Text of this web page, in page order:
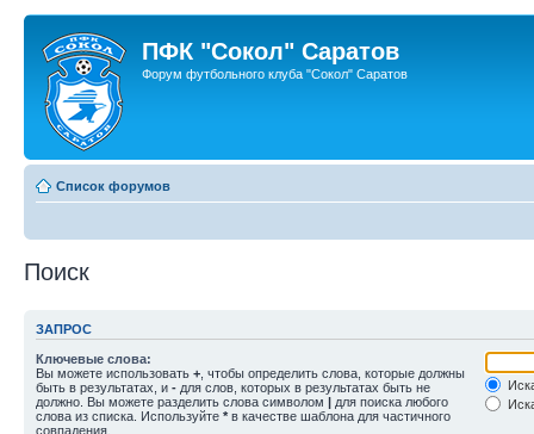
ПФК "Сокол" Саратов
Форум футбольного клуба "Сокол" Саратов
Список форумов
Поиск
ЗАПРОС
Ключевые слова:
Вы можете использовать + , чтобы определить слова, которые должны
быть в результатах, и - для слов, которых в результатах быть не
должно. Вы можете разделить слова символом | для поиска любого
слова из списка. Используйте * в качестве шаблона для частичного
совпадения.